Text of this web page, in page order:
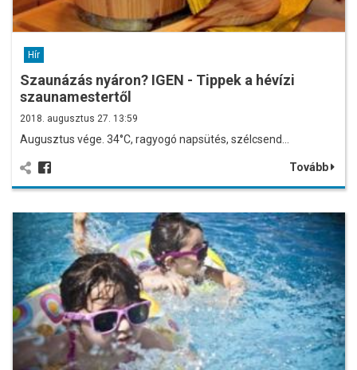
Hír
Szaunázás nyáron? IGEN - Tippek a hévízi
szaunamestertől
2018. augusztus 27. 13:59
Augusztus vége. 34°C, ragyogó napsütés, szélcsend…
Tovább